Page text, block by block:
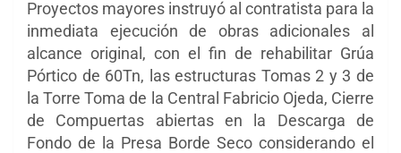
Proyectos mayores instruyó al contratista para la
inmediata ejecución de obras adicionales al
alcance original, con el fin de rehabilitar Grúa
Pórtico de 60Tn, las estructuras Tomas 2 y 3 de
la Torre Toma de la Central Fabricio Ojeda, Cierre
de Compuertas abiertas en la Descarga de
Fondo de la Presa Borde Seco considerando el